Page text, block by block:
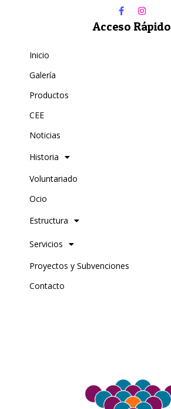
Acceso Rápido
Inicio
Galería
Productos
CEE
Noticias
Historia
Voluntariado
Ocio
Estructura
Servicios
Proyectos y Subvenciones
Contacto